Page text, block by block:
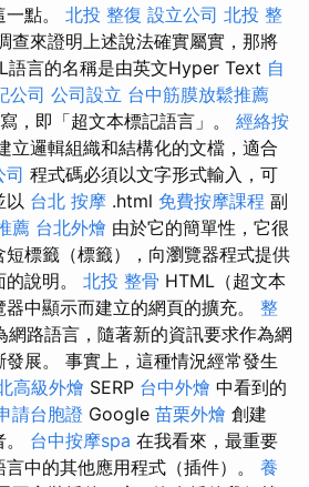
點。 北投 整復 設立公司 北投 整
查來證明上述說法確實屬實，那將
語言的名稱是由英文Hyper Text 自
公司 公司設立 台中筋膜放鬆推薦
，即「超文本標記語言」。 經絡按
立邏輯組織和結構化的文檔，適合
司 程式碼必須以文字形式輸入，可
以 台北 按摩 .html 免費按摩課程 副
薦 台北外燴 由於它的簡單性，它很
標籤（標籤），向瀏覽器程式提供
說明。 北投 整骨 HTML（超文本
中顯示而建立的網頁的擴充。 整
網路語言，隨著新的資訊要求作為網
展。 事實上，這種情況經常發生
高級外燴 SERP 台中外燴 中看到的
請台胞證 Google 苗栗外燴 創建
台中按摩spa 在我看來，最重要
中的其他應用程式（插件）。 養